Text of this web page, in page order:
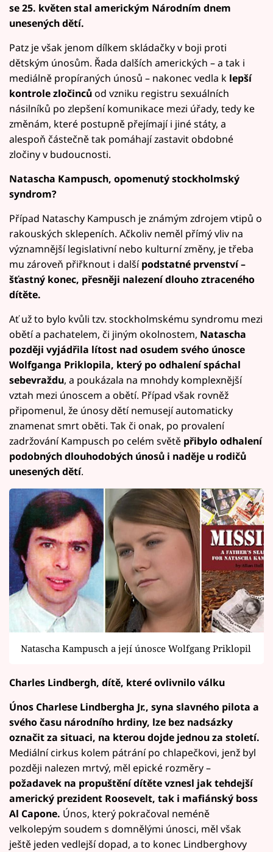
se 25. květen stal americkým Národním dnem
unesených dětí.
Patz je však jenom dílkem skládačky v boji proti
dětským únosům. Řada dalších amerických – a tak i
mediálně propíraných únosů – nakonec vedla k lepší
kontrole zločincůod vzniku registru sexuálních
násilníků po zlepšení komunikace mezi úřady, tedy ke
změnám, které postupně přejímají i jiné státy, a
alespoň částečně tak pomáhají zastavit obdobné
zločiny v budoucnosti.
Natascha Kampusch, opomenutý stockholmský
syndrom?
Případ Nataschy Kampusch je známým zdrojem vtipů o
rakouských sklepeních. Ačkoliv neměl přímý vliv na
významnější legislativní nebo kulturní změny, je třeba
mu zároveň přiřknout i dalšípodstatné prvenství –
šťastný konec, přesněji nalezení dlouho ztraceného
dítěte.
Ať už to bylo kvůli tzv. stockholmskému syndromu mezi
obětí a pachatelem, či jiným okolnostem, Natascha
později vyjádřila lítost nad osudem svého únosce
Wolfganga Priklopila, který po odhalení spáchal
sebevraždu, a poukázala na mnohdy komplexnější
vztah mezi únoscem a obětí. Případ však rovněž
připomenul, že únosy dětí nemusejí automaticky
znamenat smrt oběti. Tak či onak, po provalení
zadržování Kampusch po celém světě přibylo odhalení
podobných dlouhodobých únosů i naděje u rodičů
unesených dětí.
Natascha Kampusch a její únosce Wolfgang Priklopil
Charles Lindbergh, dítě, které ovlivnilo válku
Únos Charlese Lindbergha Jr., syna slavného pilota a
svého času národního hrdiny, lze bez nadsázky
označit za situaci, na kterou dojde jednou za století.
Mediální cirkus kolem pátrání po chlapečkovi, jenž byl
později nalezen mrtvý, měl epické rozměry –
požadavek na propuštění dítěte vznesl jak tehdejší
americký prezident Roosevelt, tak i mafiánský boss
Al Capone. Únos, který pokračoval neméně
velkolepým soudem s domnělými únosci, měl však
ještě jeden vedlejší dopad, a to konec Lindberghovy